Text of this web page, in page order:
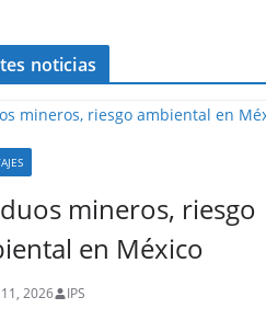
noticias
mineros, riesgo
en México
2026 IPS